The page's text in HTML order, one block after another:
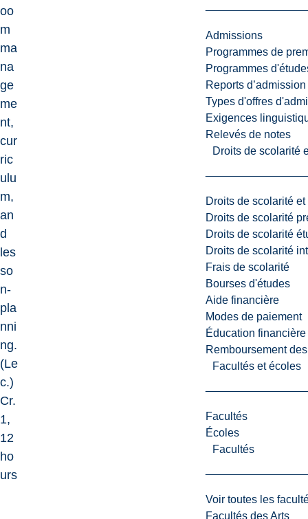
Admissions
Programmes de
Programmes
Reports d’admission
Types d'offres
Exigences
Relevés de notes
Droits de scolarité
Droits de scolarité
Droits de scolarité
Droits de scolarité
Droits de scolarité
Frais de scolarité
Bourses d'études
Aide financière
Modes de paiement
Éducation financière
Remboursement
Facultés et écoles
Facultés
Écoles
Facultés
Voir toutes les
Facultés des Arts
oo
m
ma
na
ge
me
nt,
cur
ric
ulu
m,
an
d
les
so
n-
pla
nni
ng.
(Le
c.)
Cr.
1,
12
ho
urs